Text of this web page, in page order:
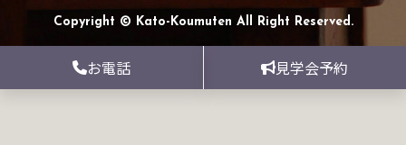
Copyright © Kato-Koumuten All Right Reserved.
お電話 見学会予約